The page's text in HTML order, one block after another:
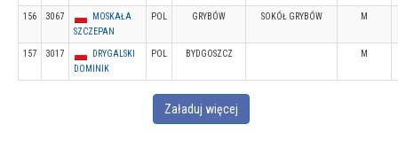
156 3067
MOSKAŁA
SZCZEPAN
POL GRYBÓW SOKÓŁ GRYBÓW M
157 3017
DRYGALSKI
DOMINIK
POL BYDGOSZCZ M
Załaduj więcej